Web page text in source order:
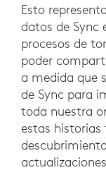
Esto
datos de Sync
procesos de
poder
a medida que
de Sync para
toda nuestra
estas historias